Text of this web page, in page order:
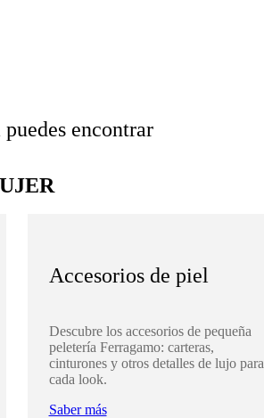
encontrar
Accesorios de piel
Descubre los accesorios de pequeña
peletería Ferragamo: carteras,
cinturones y otros detalles de lujo para
cada look.
Saber más